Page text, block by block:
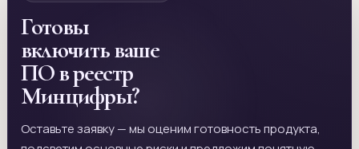
Готовы
включить ваше
ПО в реестр
Минцифры?
Оставьте заявку — мы оценим готовность продукта,